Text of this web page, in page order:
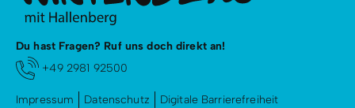
Du hast Fragen? Ruf uns doch direkt an!
+49 2981 92500
Impressum Datenschutz
Digitale Barrierefreiheit